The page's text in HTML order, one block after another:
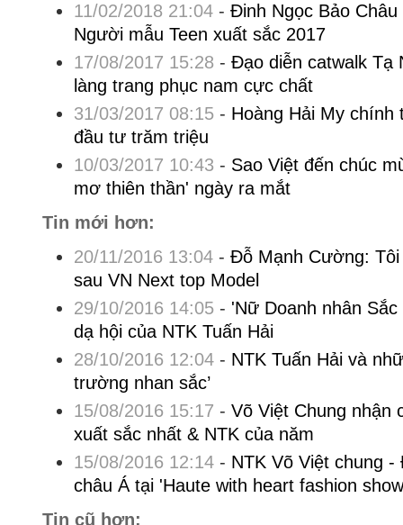
11/02/2018 21:04- Đinh Ngọc Bảo
Người mẫu Teen xuất sắc 2017
17/08/2017 15:28 - Đạo diễn catwalk Tạ
làng trang phục nam cực chất
31/03/2017 08:15- Hoàng Hải My
đầu tư trăm triệu
10/03/2017 10:43 - Sao Việt đến chúc
mơ thiên thần' ngày ra mắt
Tin mới hơn:
20/11/2016 13:04- Đỗ Mạnh Cường:
sau VN Next top Model
29/10/2016 14:05- 'Nữ Doanh nhân
dạ hội của NTK Tuấn Hải
28/10/2016 12:04- NTK Tuấn Hải và
trường nhan sắc’
15/08/2016 15:17 - Võ Việt Chung nhận
xuất sắc nhất & NTK của năm
15/08/2016 12:14- NTK Võ Việt chung
châu Á tại 'Haute with heart fashion
Tin cũ hơn: